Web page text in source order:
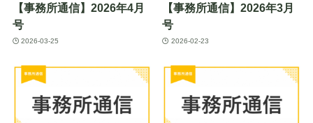
【事務所通信】2026年4月
号
2026-03-25
【事務所通信】2026年3月
号
2026-02-23